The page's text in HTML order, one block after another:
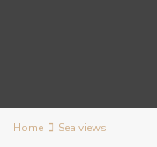
Home Sea views